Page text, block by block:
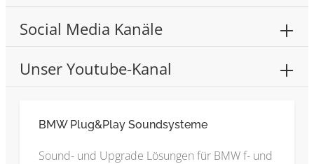
Social Media Kanäle
Unser Youtube-Kanal
BMW Plug&Play Soundsysteme
Sound- und Upgrade Lösungen für BMW f- und